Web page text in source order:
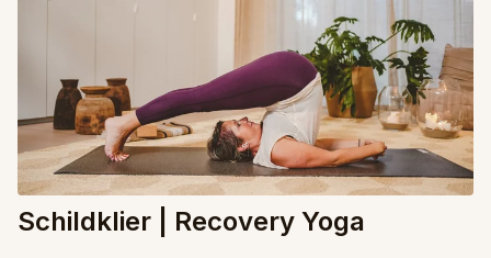
Schildklier | Recovery Yoga